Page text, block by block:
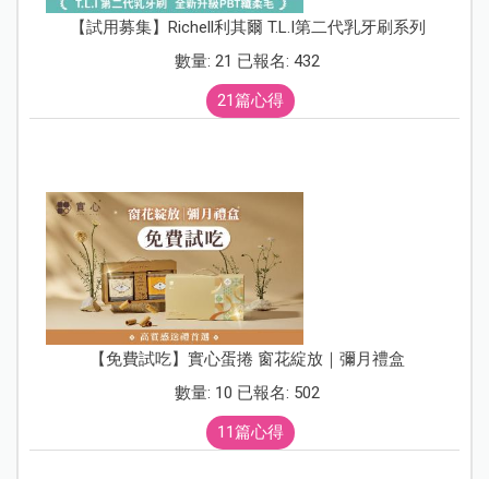
【試用募集】Richell利其爾 T.L.I第二代乳牙刷系列
數量: 21 已報名: 432
21篇心得
【免費試吃】實心蛋捲 窗花綻放｜彌月禮盒
數量: 10 已報名: 502
11篇心得